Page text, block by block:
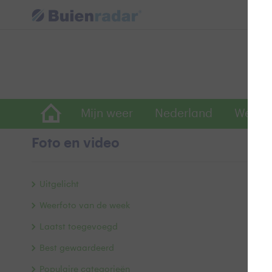
Mijn weer Nederland
Foto en video
Uitgelicht
Weerfoto van de week
Laatst toegevoegd
Best gewaardeerd
Populaire categorieën